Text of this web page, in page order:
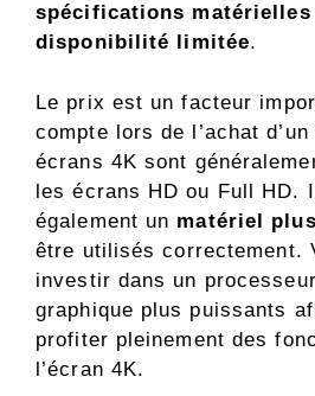
spécifications matérielles
disponibilité limitée.
Le prix est un facteur
compte lors de l’achat
écrans 4K sont
les écrans HD ou Full HD.
également un matériel
être utilisés correctement.
investir dans un
graphique plus puissants
profiter pleinement des
l’écran 4K.